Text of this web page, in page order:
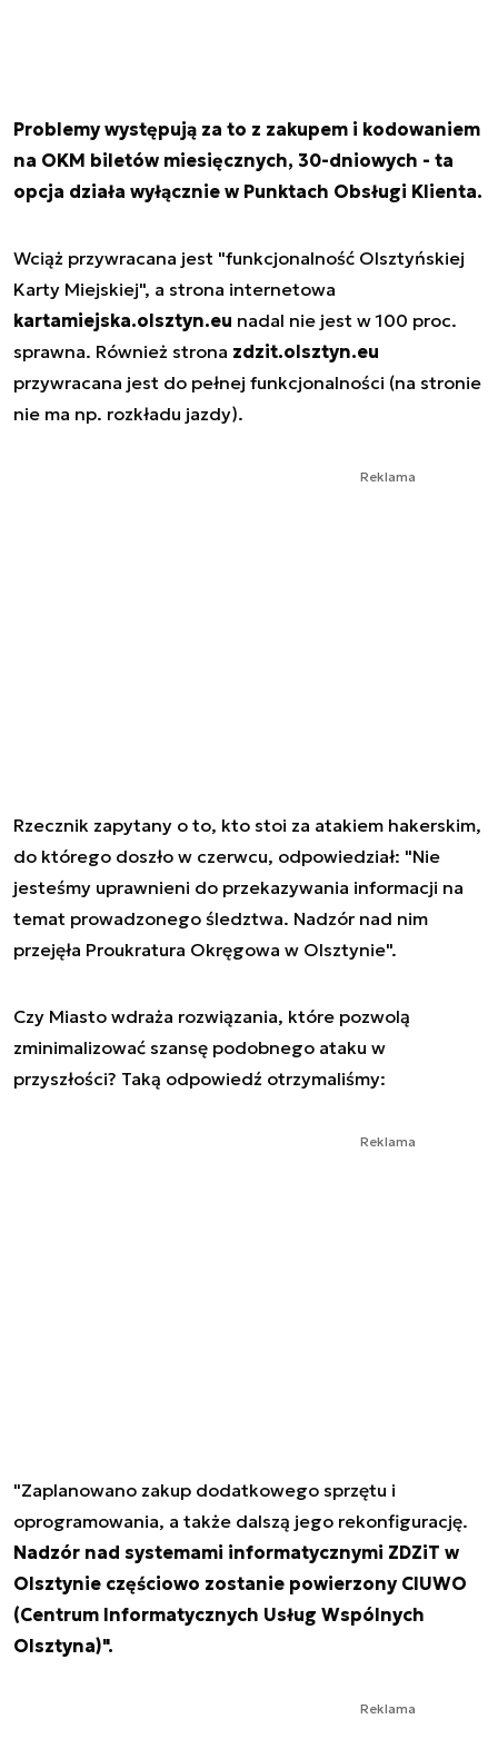
Problemy występują za to z zakupem i kodowaniem
na OKM biletów miesięcznych, 30-dniowych - ta
opcja działa wyłącznie w Punktach Obsługi Klienta.
Wciąż przywracana jest "funkcjonalność Olsztyńskiej
Karty Miejskiej", a strona internetowa
kartamiejska.olsztyn.eu nadal nie jest w 100 proc.
sprawna. Również strona zdzit.olsztyn.eu
przywracana jest do pełnej funkcjonalności (na stronie
nie ma np. rozkładu jazdy).
Reklama
Rzecznik zapytany o to, kto stoi za atakiem hakerskim,
do którego doszło w czerwcu, odpowiedział: "Nie
jesteśmy uprawnieni do przekazywania informacji na
temat prowadzonego śledztwa. Nadzór nad nim
przejęła Proukratura Okręgowa w Olsztynie".
Czy Miasto wdraża rozwiązania, które pozwolą
zminimalizować szansę podobnego ataku w
przyszłości? Taką odpowiedź otrzymaliśmy:
Reklama
"Zaplanowano zakup dodatkowego sprzętu i
oprogramowania, a także dalszą jego rekonfigurację.
Nadzór nad systemami informatycznymi ZDZiT w
Olsztynie częściowo zostanie powierzony CIUWO
(Centrum Informatycznych Usług Wspólnych
Olsztyna)".
Reklama